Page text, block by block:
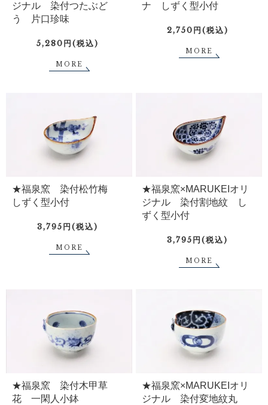
ジナル 染付つたぶど
う 片口珍味
5,280円(税込)
MORE
ナ しずく型小付
2,750円(税込)
MORE
★福泉窯 染付松竹梅
しずく型小付
3,795円(税込)
MORE
★福泉窯×MARUKEIオリ
ジナル 染付割地紋 し
ずく型小付
3,795円(税込)
MORE
★福泉窯 染付木甲草
花 一閑人小鉢
★福泉窯×MARUKEIオリ
ジナル 染付変地紋丸